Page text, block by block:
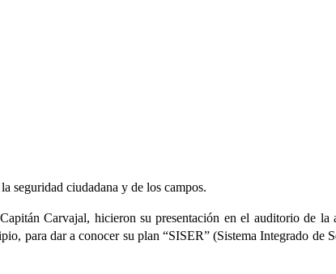
seguridad ciudadana y de los campos.
Carvajal, hicieron su presentación en el auditorio de
para dar a conocer su plan “SISER” (Sistema Integrado de